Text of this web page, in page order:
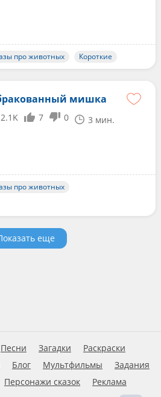
про животных Короткие
мишка
2.1K 7 0 3 мин.
про животных
еще
Песни Загадки
Раскраски
Блог Мультфильмы
Задания
Персонажи сказок
Реклама